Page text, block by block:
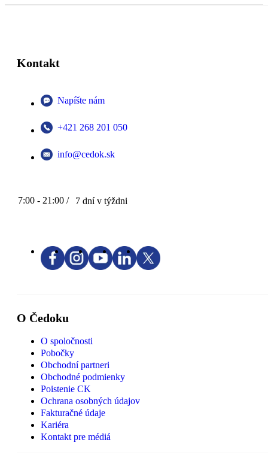
Kontakt
Napíšte nám
+421 268 201 050
info@cedok.sk
7:00 - 21:00 / 7 dní v týždni
O Čedoku
O spoločnosti
Pobočky
Obchodní partneri
Obchodné podmienky
Poistenie CK
Ochrana osobných údajov
Fakturačné údaje
Kariéra
Kontakt pre médiá